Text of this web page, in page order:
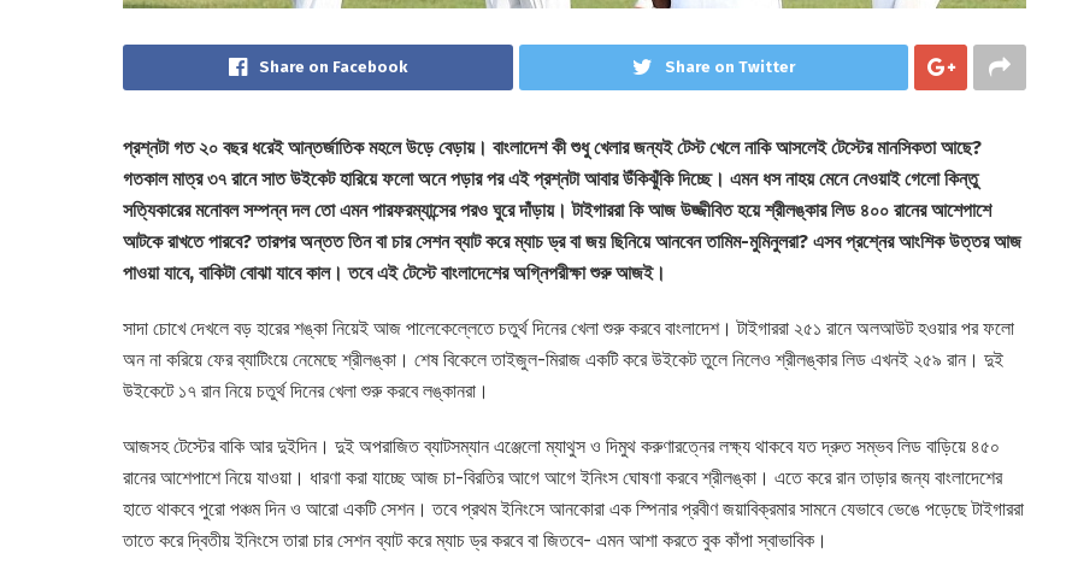
Share on Facebook Share on Twitter
প্রশ্নটা গত ২০ বছর ধরেই আন্তর্জাতিক মহলে উড়ে বেড়ায়। বাংলাদেশ কী শুধু খেলার জন্যই টেস্ট খেলে নাকি আসলেই টেস্টের মানসিকতা আছে?
গতকাল মাত্র ৩৭ রানে সাত উইকেট হারিয়ে ফলো অনে পড়ার পর এই প্রশ্নটা আবার উঁকিঝুঁকি দিচ্ছে। এমন ধস নাহয় মেনে নেওয়াই গেলো কিন্তু
সত্যিকারের মনোবল সম্পন্ন দল তো এমন পারফরম্যান্সের পরও ঘুরে দাঁড়ায়। টাইগাররা কি আজ উজ্জীবিত হয়ে শ্রীলঙ্কার লিড ৪০০ রানের আশেপাশে
আটকে রাখতে পারবে? তারপর অন্তত তিন বা চার সেশন ব্যাট করে ম্যাচ ড্র বা জয় ছিনিয়ে আনবেন তামিম-মুমিনুলরা? এসব প্রশ্নের আংশিক উত্তর আজ
পাওয়া যাবে, বাকিটা বোঝা যাবে কাল। তবে এই টেস্টে বাংলাদেশের অগ্নিপরীক্ষা শুরু আজই।
সাদা চোখে দেখলে বড় হারের শঙ্কা নিয়েই আজ পালেকেল্লেতে চতুর্থ দিনের খেলা শুরু করবে বাংলাদেশ। টাইগাররা ২৫১ রানে অলআউট হওয়ার পর ফলো
অন না করিয়ে ফের ব্যাটিংয়ে নেমেছে শ্রীলঙ্কা। শেষ বিকেলে তাইজুল-মিরাজ একটি করে উইকেট তুলে নিলেও শ্রীলঙ্কার লিড এখনই ২৫৯ রান। দুই
উইকেটে ১৭ রান নিয়ে চতুর্থ দিনের খেলা শুরু করবে লঙ্কানরা।
আজসহ টেস্টের বাকি আর দুইদিন। দুই অপরাজিত ব্যাটসম্যান এঞ্জেলো ম্যাথুস ও দিমুথ করুণারত্নের লক্ষ্য থাকবে যত দ্রুত সম্ভব লিড বাড়িয়ে ৪৫০
রানের আশেপাশে নিয়ে যাওয়া। ধারণা করা যাচ্ছে আজ চা-বিরতির আগে আগে ইনিংস ঘোষণা করবে শ্রীলঙ্কা। এতে করে রান তাড়ার জন্য বাংলাদেশের
হাতে থাকবে পুরো পঞ্চম দিন ও আরো একটি সেশন। তবে প্রথম ইনিংসে আনকোরা এক স্পিনার প্রবীণ জয়াবিক্রমার সামনে যেভাবে ভেঙে পড়েছে টাইগাররা
তাতে করে দ্বিতীয় ইনিংসে তারা চার সেশন ব্যাট করে ম্যাচ ড্র করবে বা জিতবে- এমন আশা করতে বুক কাঁপা স্বাভাবিক।